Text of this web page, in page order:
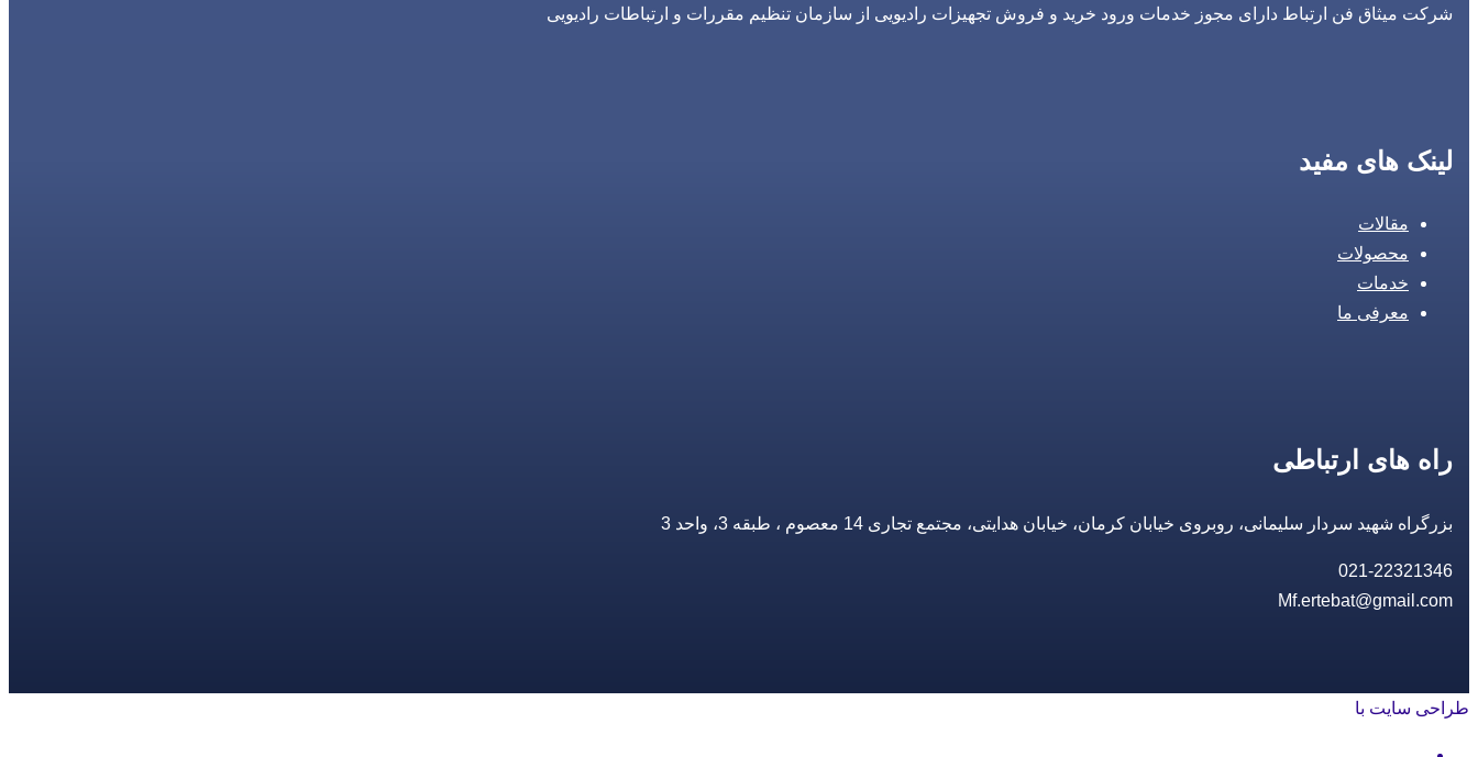
شرکت میثاق فن ارتباط دارای مجوز خدمات ورود خرید و فروش تجهیزات رادیویی از سازمان تنظیم مقررات و ارتباطات رادیویی
لینک های مفید
مقالات
محصولات
خدمات
معرفی ما
راه های ارتباطی
بزرگراه شهید سردار سلیمانی، روبروی خیابان کرمان، خیابان هدایتی، مجتمع تجاری 14 معصوم ، طبقه 3، واحد 3
021-22321346
Mf.ertebat@gmail.com
طراحی سایت با